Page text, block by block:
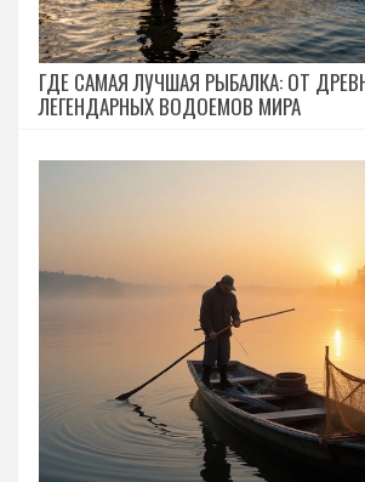
ГДЕ САМАЯ ЛУЧШАЯ РЫБАЛКА: ОТ
ЛЕГЕНДАРНЫХ ВОДОЕМОВ МИРА